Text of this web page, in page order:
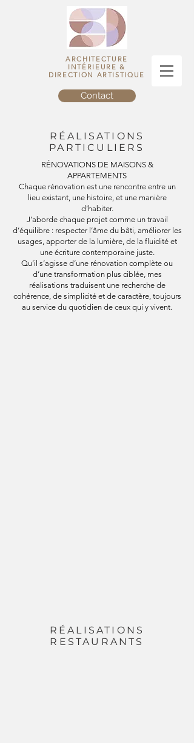
ARCHITECTURE
INTÉRIEURE &
DIRECTION ARTISTIQUE
Contact
RÉALISATIONS
PARTICULIERS
RÉNOVATIONS DE MAISONS &
APPARTEMENTS
Chaque rénovation est une rencontre entre un
lieu existant, une histoire, et une manière
d’habiter.
J’aborde chaque projet comme un travail
d’équilibre : respecter l’âme du bâti, améliorer les
usages, apporter de la lumière, de la fluidité et
une écriture contemporaine juste.
Qu’il s’agisse d’une rénovation complète ou
d’une transformation plus ciblée, mes
réalisations traduisent une recherche de
cohérence, de simplicité et de caractère, toujours
au service du quotidien de ceux qui y vivent.
RÉALISATIONS
RESTAURANTS